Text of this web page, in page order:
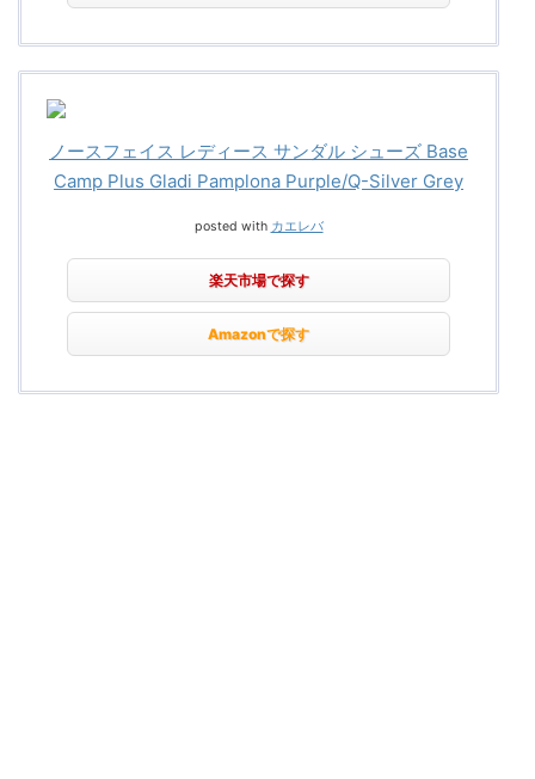
ノースフェイス レディース サンダル シューズ Base
Camp Plus Gladi Pamplona Purple/Q-Silver Grey
posted with カエレバ
楽天市場で探す
Amazonで探す